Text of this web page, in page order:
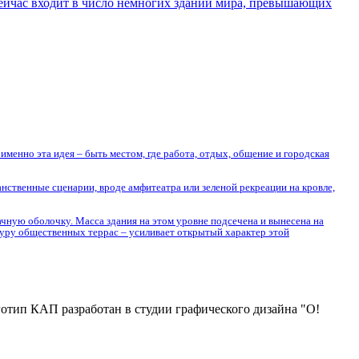
входит в число немногих зданий мира, превышающих
эта идея – быть местом, где работа, отдых, общение и городская
сценарии, вроде амфитеатра или зеленой рекреации на кровле,
оболочку. Масса здания на этом уровне подсечена и вынесена на
общественных террас – усиливает открытый характер этой
КАП разработан в студии графического дизайна "О!